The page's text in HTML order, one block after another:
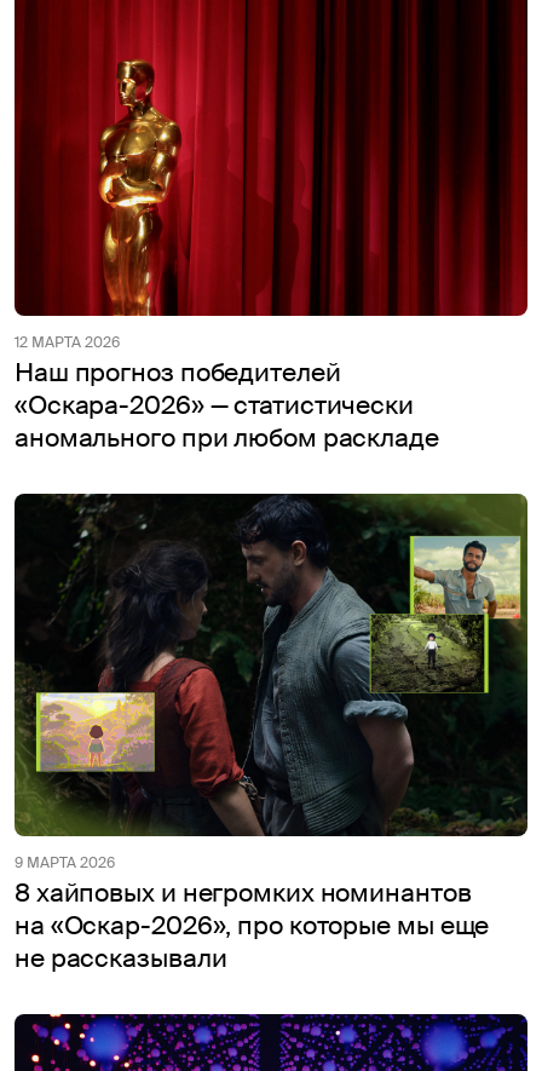
12 МАРТА 2026
Наш прогноз победителей
«Оскара-2026» — статистически
аномального при любом раскладе
9 МАРТА 2026
8 хайповых и негромких номинантов
на «Оскар-2026», про которые мы еще
не рассказывали